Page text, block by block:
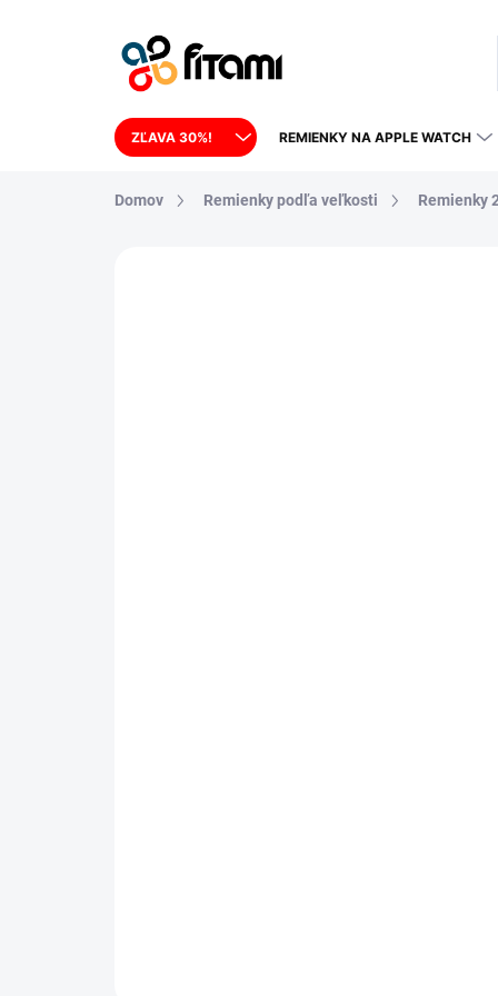
ZĽAVA 30%! REMIENKY NA APPLE WATCH
Domov Remienky podľa veľkosti Remienky